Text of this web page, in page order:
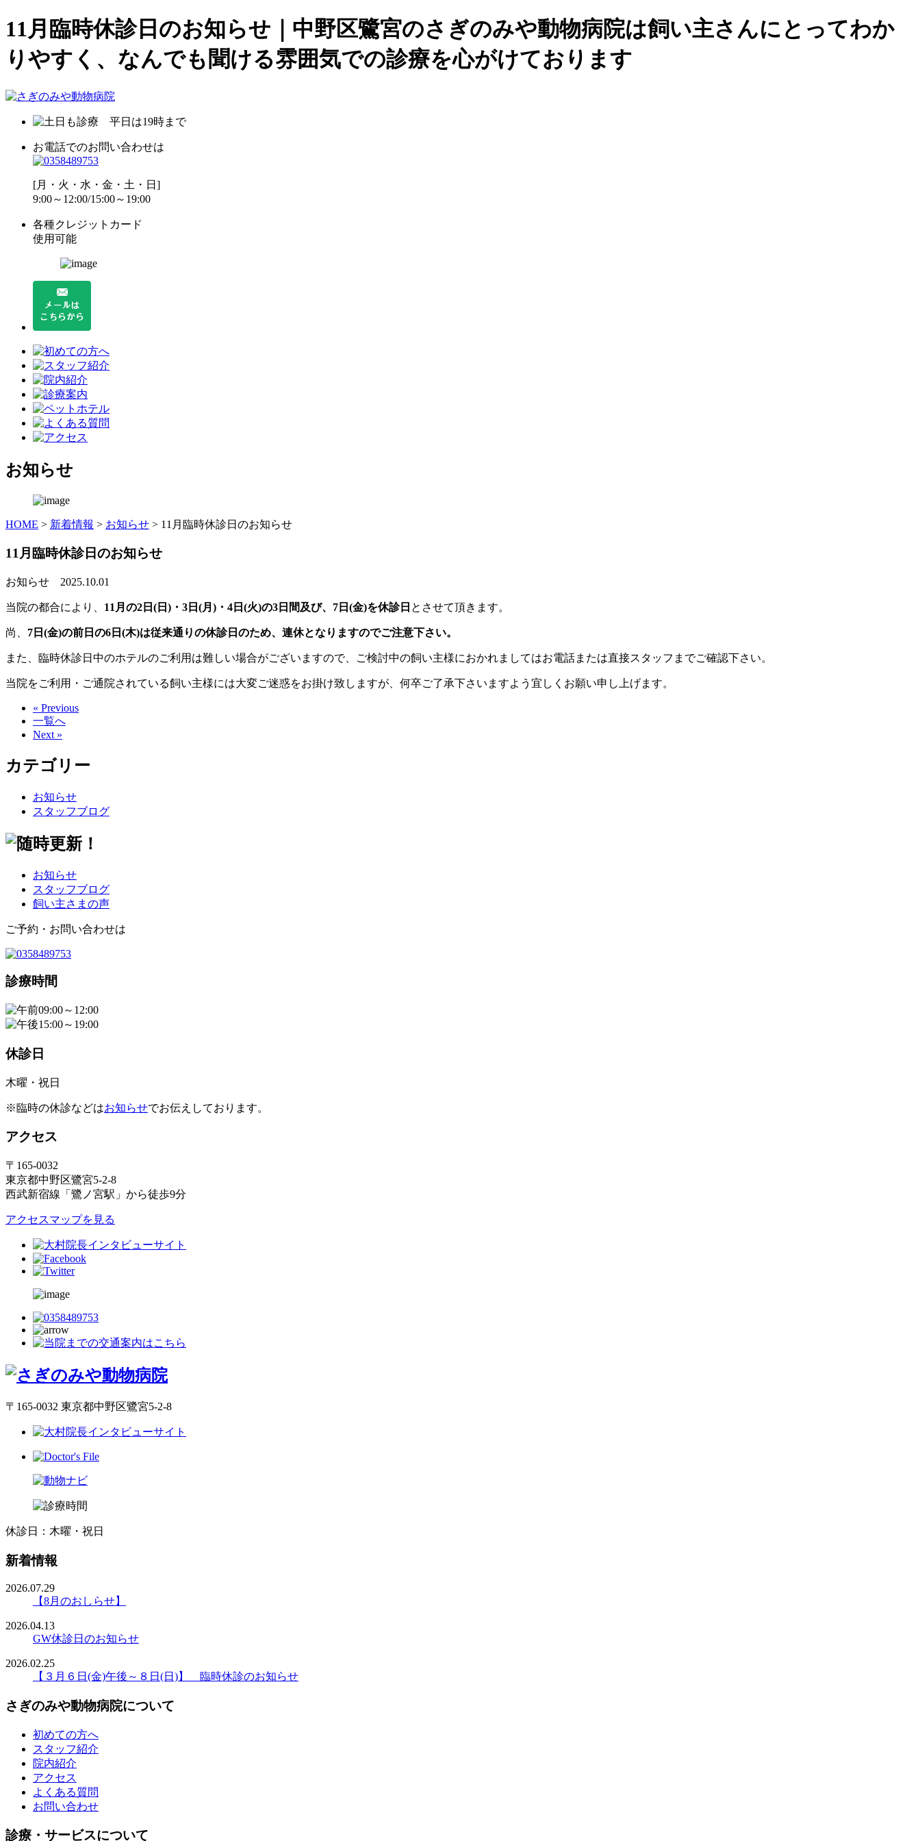
11月臨時休診日のお知らせ｜中野区鷺宮のさぎのみや動物病院は飼い主さんにとってわか
りやすく、なんでも聞ける雰囲気での診療を心がけております
お電話でのお問い合わせは
[月・火・水・金・土・日]
9:00～12:00/15:00～19:00
各種クレジットカード
使用可能
お知らせ
HOME > 新着情報 > お知らせ > 11月臨時休診日のお知らせ
11月臨時休診日のお知らせ
お知らせ 2025.10.01
当院の都合により、 11月の2日(日)・3日(月)・4日(火)の3日間及び、7日(金)を休診日 とさせて頂きます。
尚、 7日(金)の前日の6日(木)は従来通りの休診日のため、連休となりますのでご注意下さい。
また、臨時休診日中のホテルのご利用は難しい場合がございますので、ご検討中の飼い主様におかれましてはお電話または直接スタッフまでご確認下さい。
当院をご利用・ご通院されている飼い主様には大変ご迷惑をお掛け致しますが、何卒ご了承下さいますよう宜しくお願い申し上げます。
« Previous
一覧へ
Next »
カテゴリー
お知らせ
スタッフブログ
お知らせ
スタッフブログ
飼い主さまの声
ご予約・お問い合わせは
診療時間
09:00～12:00
15:00～19:00
休診日
木曜・祝日
※臨時の休診などはお知らせでお伝えしております。
アクセス
〒165-0032
東京都中野区鷺宮5-2-8
西武新宿線「鷺ノ宮駅」から徒歩9分
アクセスマップを見る
〒165-0032 東京都中野区鷺宮5-2-8
休診日：木曜・祝日
新着情報
2026.07.29
【8月のおしらせ】
2026.04.13
GW休診日のお知らせ
2026.02.25
【３月６日(金)午後～８日(日)】 臨時休診のお知らせ
さぎのみや動物病院について
初めての方へ
スタッフ紹介
院内紹介
アクセス
よくある質問
お問い合わせ
診療・サービスについて